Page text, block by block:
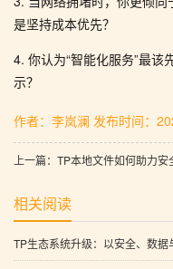
是坚持成本优先？
4. 你认为“智能化服务”最
示？
作者：李岚澜 发布时间：
相关阅读
TP生态系统升级：以安全、数